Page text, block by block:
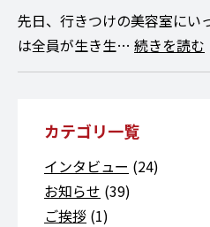
先日、行きつけの美容室にい
は全員が生き生… 続きを読む
カテゴリ一覧
インタビュー (24)
お知らせ (39)
ご挨拶 (1)